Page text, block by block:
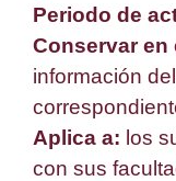
Periodo de
Conservar en
información
Aplica a: los
con sus